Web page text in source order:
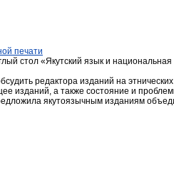
печати
стол «Якутский язык и национальная
редактора изданий на
изданий, а также состояние и
якутоязычным изданиям